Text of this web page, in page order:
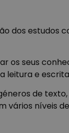
dos estudos
os seus
leitura e
de
níveis